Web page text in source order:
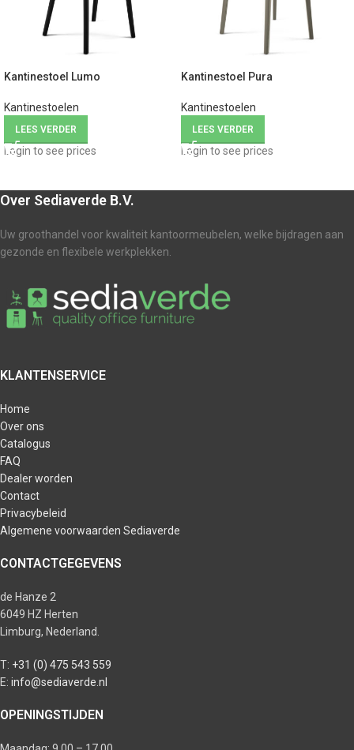
Kantinestoel Lumo
Kantinestoelen
LEES VERDER
Login to see prices
Kantinestoel Pura
Kantinestoelen
LEES VERDER
Login to see prices
Over Sediaverde B.V.
Uw groothandel voor kwaliteit kantoormeubelen, welke bijdragen aan
gezonde en flexibele werkplekken.
KLANTENSERVICE
Home
Over ons
Catalogus
FAQ
Dealer worden
Contact
Privacybeleid
Algemene voorwaarden Sediaverde
CONTACTGEGEVENS
de Hanze 2
6049 HZ Herten
Limburg, Nederland.
T: +31 (0) 475 543 559
E: info@sediaverde.nl
OPENINGSTIJDEN